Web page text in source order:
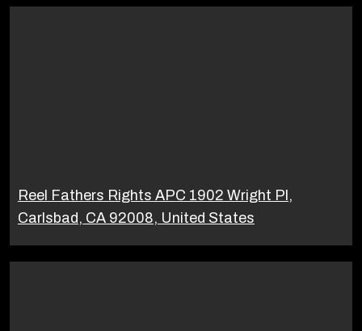
Reel Fathers Rights APC 1902 Wright Pl,
Carlsbad, CA 92008, United States